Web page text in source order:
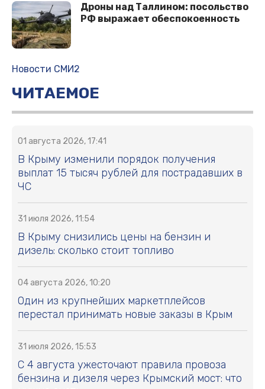
Дроны над Таллином: посольство
РФ выражает обеспокоенность
Новости СМИ2
ЧИТАЕМОЕ
01 августа 2026, 17:41
В Крыму изменили порядок получения
выплат 15 тысяч рублей для пострадавших в
ЧС
31 июля 2026, 11:54
В Крыму снизились цены на бензин и
дизель: сколько стоит топливо
04 августа 2026, 10:20
Один из крупнейших маркетплейсов
перестал принимать новые заказы в Крым
31 июля 2026, 15:53
С 4 августа ужесточают правила провоза
бензина и дизеля через Крымский мост: что